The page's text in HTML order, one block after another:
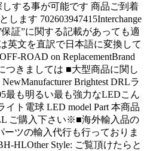
する事が可能です 商品ご到着
ます 702603947415Interchange
証”に関する記載があっても適
英文を直訳で日本語に変換して
ROAD on ReplacementBrand
つきましては ■大型商品に関し
Brightest DRLラ
最も明るい最も強力なLEDこん
ト電球 LED model Part 本商品
ご購入下さい※■海外輸入品の
ーツの輸入代行も行っておりま
HLOther Style: ご覧頂けたらと